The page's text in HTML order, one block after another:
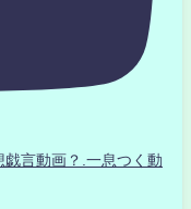
言動画？.一息つく動